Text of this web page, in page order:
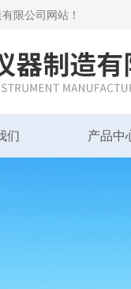
限公司网站！
们 产品中